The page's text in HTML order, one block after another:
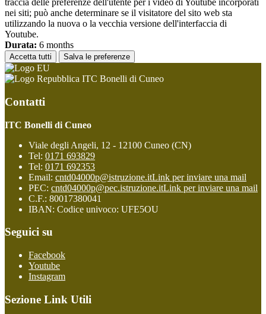
traccia delle preferenze dell'utente per i video di Youtube incorporati
nei siti; può anche determinare se il visitatore del sito web sta
utilizzando la nuova o la vecchia versione dell'interfaccia di
Youtube.
Durata: 6 months
Accetta tutti Salva le preferenze
ITC Bonelli di Cuneo
Contatti
ITC Bonelli di Cuneo
Viale degli Angeli, 12 - 12100 Cuneo (CN)
Tel: 0171 693829
Tel: 0171 692353
Email: cntd04000p@istruzione.itLink per inviare una mail
PEC: cntd04000p@pec.istruzione.itLink per inviare una mail
C.F.: 80017380041
IBAN: Codice univoco: UFE5OU
Seguici su
Facebook
Youtube
Instagram
Sezione Link Utili